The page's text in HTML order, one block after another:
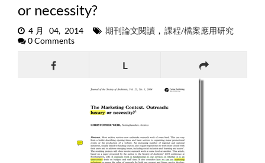
or necessity?
4月 04, 2014 期刊論文閱讀 , 課程/檔案應用研究
0 Comments
L